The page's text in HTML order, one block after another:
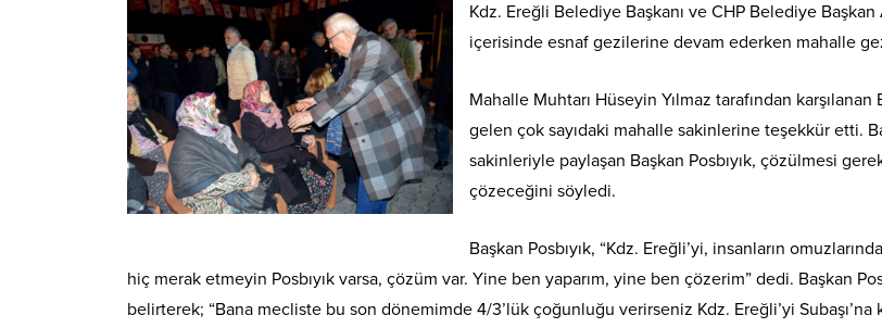
Kdz. Ereğli Belediye Başkanı ve CHP Belediye Başkan
içerisinde esnaf gezilerine devam ederken mahalle
Mahalle Muhtarı Hüseyin Yılmaz tarafından
gelen çok sayıdaki mahalle sakinlerine teşekkür etti.
sakinleriyle paylaşan Başkan Posbıyık, çözülmesi
çözeceğini söyledi.
Başkan Posbıyık, “Kdz. Ereğli’yi, insanların
hiç merak etmeyin Posbıyık varsa, çözüm var. Yine ben yaparım, yine ben çözerim” dedi. Başkan
belirterek; “Bana mecliste bu son dönemimde 4/3’lük çoğunluğu verirseniz Kdz. Ereğli’yi